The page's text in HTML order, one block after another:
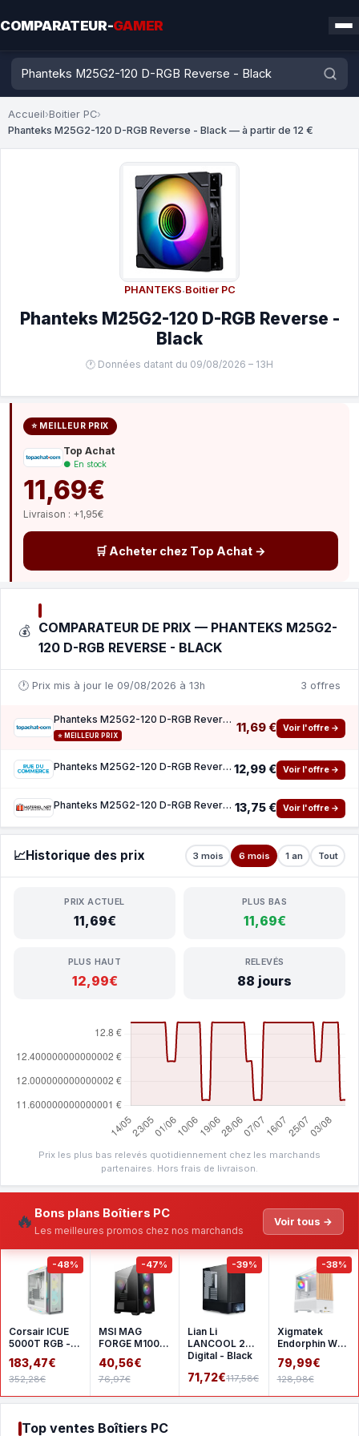
COMPARATEUR-GAMER
Accueil›Boitier PC›
Phanteks M25G2-120 D-RGB Reverse - Black — à partir de 12 €
PHANTEKS·Boitier PC
Phanteks M25G2-120 D-RGB Reverse -
Black
🕐 Données datant du 09/08/2026 – 13H
⭐ MEILLEUR PRIX
Top Achat
● En stock
11,69€
Livraison : +1,95€
🛒 Acheter chez Top Achat →
💰 COMPARATEUR DE PRIX — PHANTEKS M25G2-
120 D-RGB REVERSE - BLACK
🕐 Prix mis à jour le 09/08/2026 à 13h 3 offres
Phanteks M25G2-120 D-RGB Reverse - Black ( 10 de reduction avec le code promo KOO )
⭐ MEILLEUR PRIX
11,69 € Voir l'offre →
Phanteks M25G2-120 D-RGB Reverse - Black 12,99 € Voir l'offre →
Phanteks M25G2-120 D-RGB Reverse - Black 13,75 € Voir l'offre →
📈Historique des prix 3 mois 6 mois 1 an Tout
PRIX ACTUEL
11,69€
PLUS BAS
11,69€
PLUS HAUT
12,99€
RELEVÉS
88 jours
Prix les plus bas relevés quotidiennement chez les marchands
partenaires. Hors frais de livraison.
🔥 Bons plans Boîtiers PC
Les meilleures promos chez nos marchands
Voir tous →
-48%
Corsair ICUE
5000T RGB -
White
183,47€
352,28€
-47%
MSI MAG
FORGE M100R
- Black
40,56€
76,97€
-39%
Lian Li
LANCOOL 207
Digital - Black
71,72€117,58€
-38%
Xigmatek
Endorphin WD
- White
79,99€
128,98€
Top ventes Boîtiers PC